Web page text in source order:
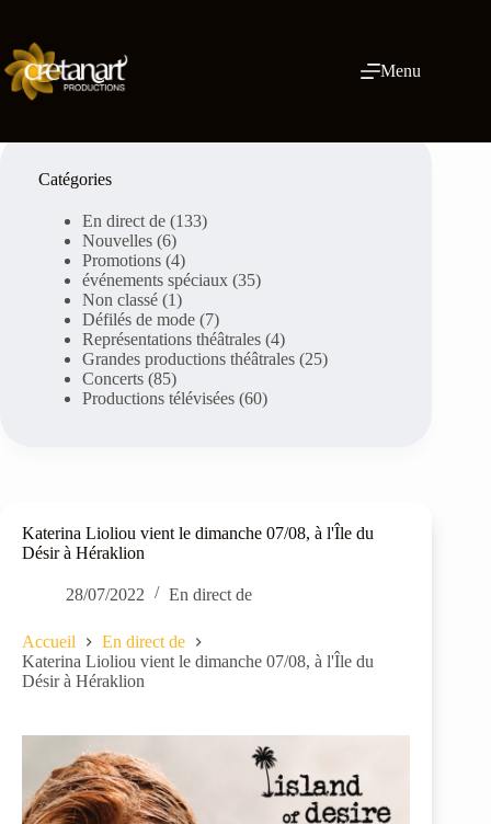
content
Menu
Katerina Lioliou vient le dimanche 07/08, à l'Île du
Désir à Héraklion
28/07/2022 En direct de
Accueil
En direct de
Katerina Lioliou vient le dimanche 07/08, à l'Île du
Désir à Héraklion
Catégories
En direct de (133)
Nouvelles (6)
Promotions (4)
événements spéciaux (35)
Non classé (1)
Défilés de mode (7)
Représentations théâtrales (4)
Grandes productions théâtrales (25)
Concerts (85)
Productions télévisées (60)